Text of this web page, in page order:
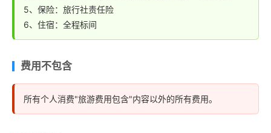
5、保险：旅行社责任险
6、住宿：全程标间
费用不包含
所有个人消费"旅游费用包含"内容以外的所有费用。